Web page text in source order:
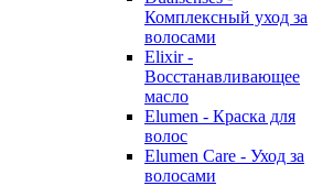
Комплексный уход за
волосами
Elixir -
Восстанавливающее
масло
Elumen - Краска для
волос
Elumen Care - Уход за
волосами